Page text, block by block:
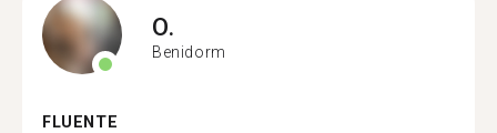
O.
Benidorm
FLUENTE